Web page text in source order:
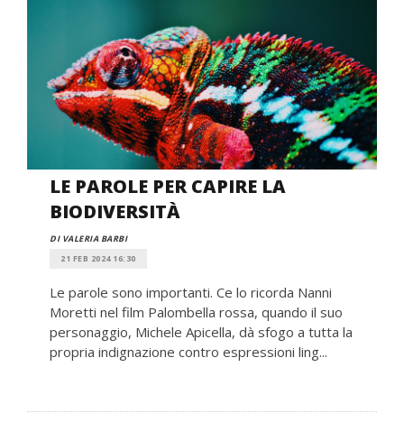
LE PAROLE PER CAPIRE LA
BIODIVERSITÀ
DI VALERIA BARBI
21 FEB 2024 16:30
Le parole sono importanti. Ce lo ricorda Nanni
Moretti nel film Palombella rossa, quando il suo
personaggio, Michele Apicella, dà sfogo a tutta la
propria indignazione contro espressioni ling...